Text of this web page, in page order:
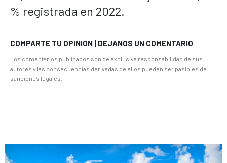
% registrada en 2022.
COMPARTE TU OPINION | DEJANOS UN COMENTARIO
Los comentarios publicados son de exclusiva responsabilidad de sus
autores y las consecuencias derivadas de ellos pueden ser pasibles de
sanciones legales.